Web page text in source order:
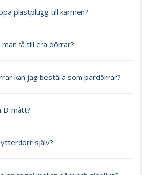
plastplugg till karmen?
man få till era dörrar?
kan jag beställa som pardörrar?
B-mått?
själv?